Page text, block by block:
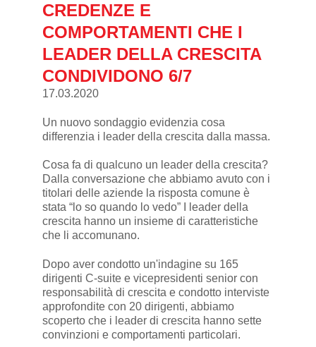
CREDENZE E
COMPORTAMENTI CHE I
LEADER DELLA CRESCITA
CONDIVIDONO 6/7
17.03.2020
Un nuovo sondaggio evidenzia cosa
differenzia i leader della crescita dalla massa.
Cosa fa di qualcuno un leader della crescita?
Dalla conversazione che abbiamo avuto con i
titolari delle aziende la risposta comune è
stata “lo so quando lo vedo” I leader della
crescita hanno un insieme di caratteristiche
che li accomunano.
Dopo aver condotto un'indagine su 165
dirigenti C-suite e vicepresidenti senior con
responsabilità di crescita e condotto interviste
approfondite con 20 dirigenti, abbiamo
scoperto che i leader di crescita hanno sette
convinzioni e comportamenti particolari.